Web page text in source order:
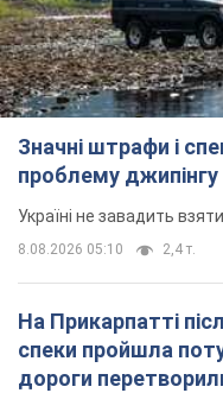
Значні штрафи і
проблему
Україні не завадить
8.08.2026 05:10 2,4 т.
На Прикарпатті
спеки пройшла
дороги